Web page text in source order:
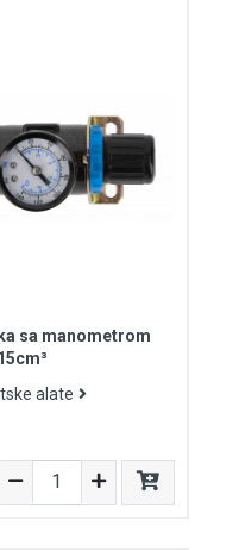
sa manometrom
alate